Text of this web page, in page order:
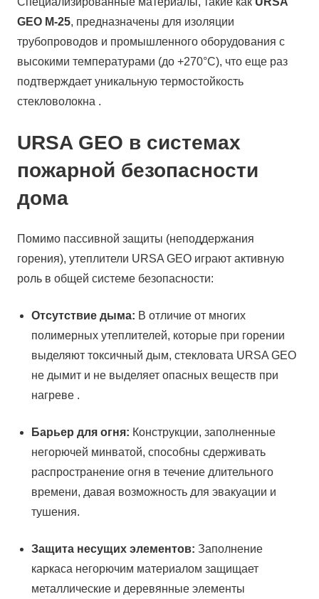
GEO М-25, предназначены для изоляции
трубопроводов и промышленного оборудования с
высокими температурами (до +270°С), что еще раз
подтверждает уникальную термостойкость
стекловолокна .
URSA GEO в системах
пожарной безопасности
дома
Помимо пассивной защиты (неподдержания
горения), утеплители URSA GEO играют активную
роль в общей системе безопасности:
Отсутствие дыма: В отличие от многих
полимерных утеплителей, которые при горении
выделяют токсичный дым, стекловата URSA GEO
не дымит и не выделяет опасных веществ при
нагреве .
Барьер для огня: Конструкции, заполненные
негорючей минватой, способны сдерживать
распространение огня в течение длительного
времени, давая возможность для эвакуации и
тушения.
Защита несущих элементов: Заполнение
каркаса негорючим материалом защищает
металлические и деревянные элементы